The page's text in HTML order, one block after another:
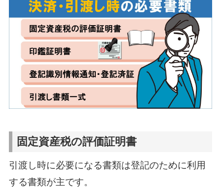
固定資産税の評価証明書
引渡し時に必要になる書類は登記のために利用
する書類が主です。